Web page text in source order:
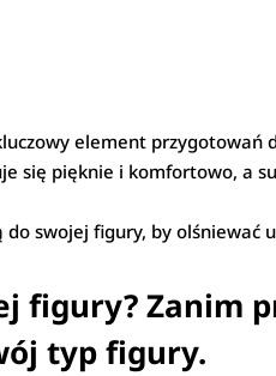
element
się pięknie i komfortowo, a
do swojej figury, by
figury? Zanim
typ figury.